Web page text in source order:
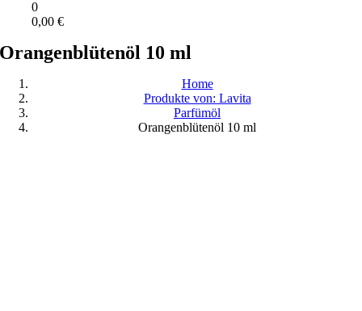
0
0,00€
Orangenblütenöl 10 ml
Home
Produkte von: Lavita
Parfümöl
Orangenblütenöl 10 ml